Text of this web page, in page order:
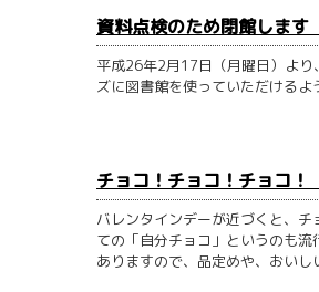
資料点検のため閉館しま
平成26年2月17日（月曜日）よ
ズに図書館を使っていただける
チョコ！チョコ！チョコ
バレンタインデーが近づくと、
ての「自分チョコ」というのも
ありますので、品定めや、おい